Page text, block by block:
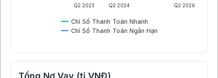
Chỉ Số Thanh Toán Nhanh
Chỉ Số Thanh Toán Ngắn Hạn
Q2 2023 Q2 2024 Q2 2026
Tổng Nợ Vay (tỉ VNĐ)